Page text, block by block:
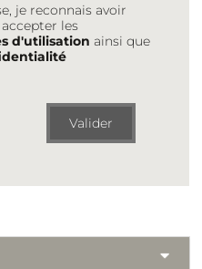
je reconnais avoir
les
d'utilisation ainsi que
Valider